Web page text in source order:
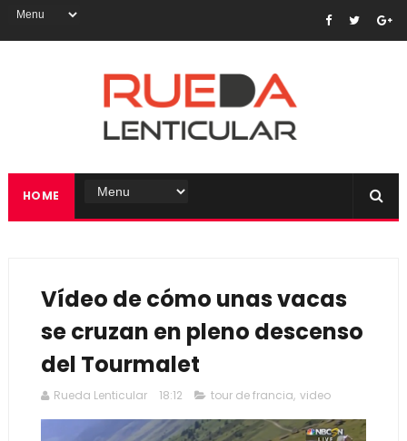
HOME
Vídeo de cómo unas vacas
se cruzan en pleno descenso
del Tourmalet
Rueda Lenticular 18:12 tour de francia, video